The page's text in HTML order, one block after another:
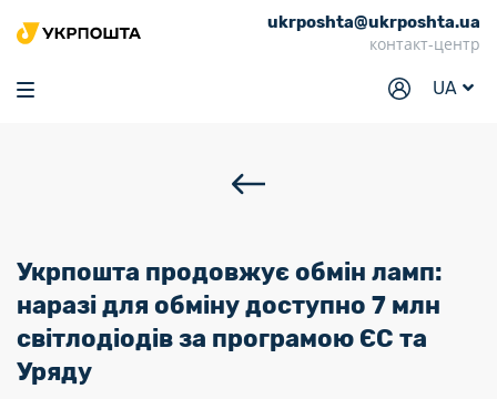
ukrposhta@ukrposhta.ua
контакт-центр
UA
Головна
Маркет
Відділення
Філателія
Кар’єра
Укрпошта продовжує обмін ламп:
наразі для обміну доступно 7 млн
світлодіодів за програмою ЄС та
Уряду